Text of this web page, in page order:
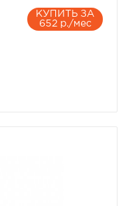
КУПИТЬ ЗА
652 р./мес